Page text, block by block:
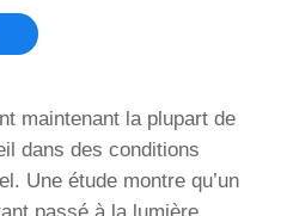
maintenant la plupart de
dans des conditions
Une étude montre qu’un